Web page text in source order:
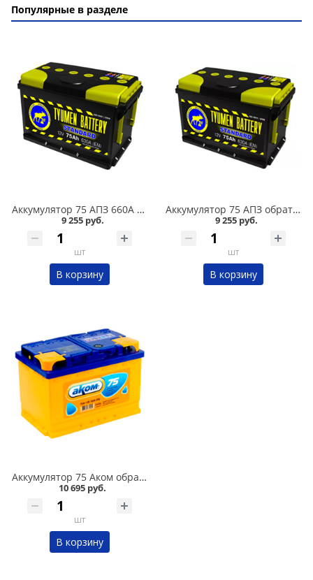
Популярные в разделе
Аккумулятор 75 АПЗ 660А в Кургане
9 255 руб.
шт
В корзину
Аккумулятор 75 АПЗ обратная полярность 660А в Кургане
9 255 руб.
шт
В корзину
Аккумулятор 75 Аком обратная полярность 700А в Кургане
10 695 руб.
шт
В корзину